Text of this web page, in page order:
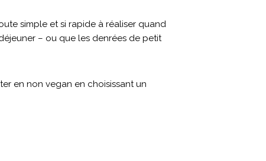
simple et si rapide à réaliser quand
– ou que les denrées de petit
en non vegan en choisissant un